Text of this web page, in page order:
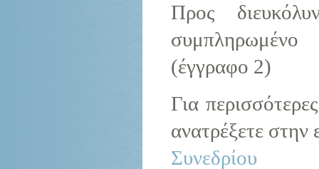
Προς
(έγγραφο 2)
Για
ανατρέξετε
Συνεδρίου